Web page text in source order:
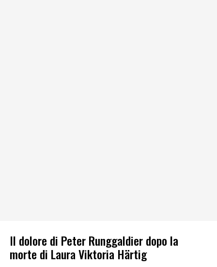
Il dolore di Peter Runggaldier dopo la
morte di Laura Viktoria Härtig